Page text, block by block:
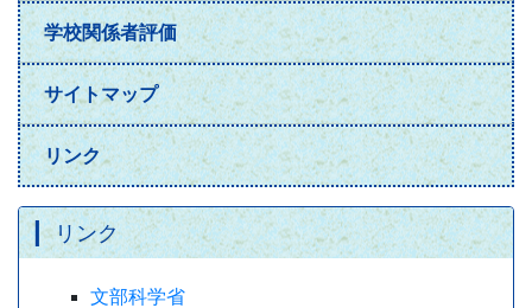
学校関係者評価
サイトマップ
リンク
リンク
文部科学省